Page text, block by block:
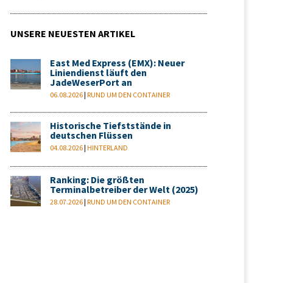
UNSERE NEUESTEN ARTIKEL
East Med Express (EMX): Neuer
Liniendienst läuft den
JadeWeserPort an
06.08.2026 |RUND UM DEN CONTAINER
Historische Tiefststände in
deutschen Flüssen
04.08.2026 |HINTERLAND
Ranking: Die größten
Terminalbetreiber der Welt (2025)
28.07.2026 |RUND UM DEN CONTAINER